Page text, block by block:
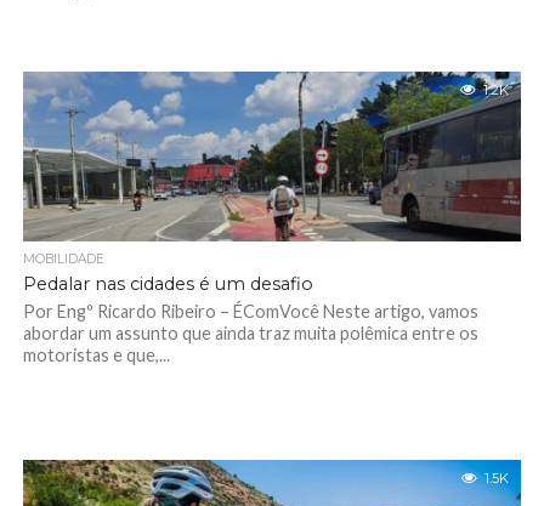
1.2K
MOBILIDADE
Pedalar nas cidades é um desafio
Por Engº Ricardo Ribeiro – ÉComVocê Neste artigo, vamos
abordar um assunto que ainda traz muita polêmica entre os
motoristas e que,...
1.5K